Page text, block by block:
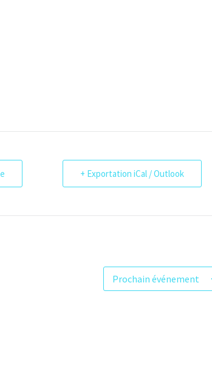
+ Exportation iCal / Outlook
Prochain événement